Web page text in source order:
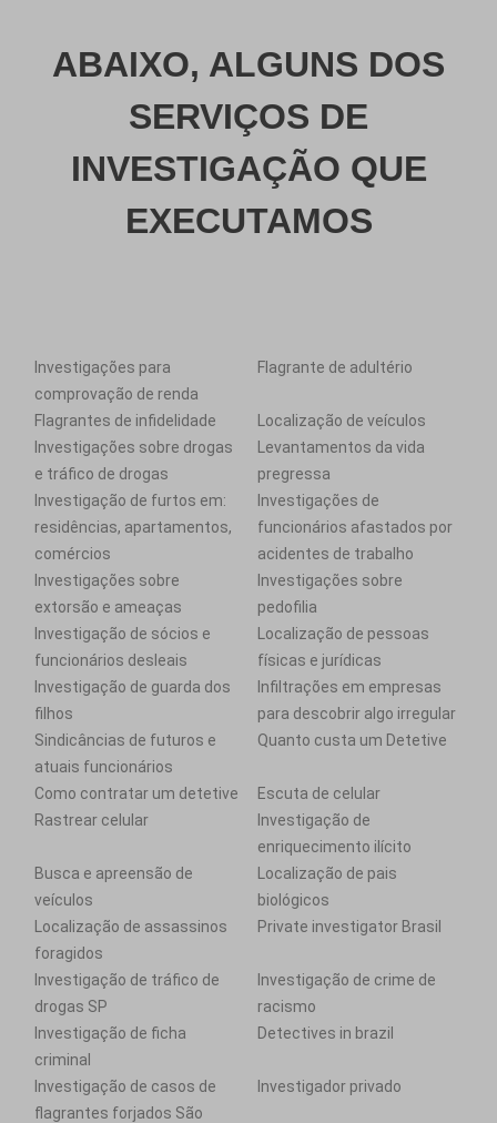
ABAIXO, ALGUNS DOS
SERVIÇOS DE
INVESTIGAÇÃO QUE
EXECUTAMOS
Investigações para
comprovação de renda
Flagrante de adultério
Flagrantes de infidelidade
Localização de veículos
Investigações sobre drogas
e tráfico de drogas
Levantamentos da vida
pregressa
Investigação de furtos em:
residências, apartamentos,
comércios
Investigações de
funcionários afastados por
acidentes de trabalho
Investigações sobre
extorsão e ameaças
Investigações sobre
pedofilia
Investigação de sócios e
funcionários desleais
Localização de pessoas
físicas e jurídicas
Investigação de guarda dos
filhos
Infiltrações em empresas
para descobrir algo irregular
Sindicâncias de futuros e
atuais funcionários
Quanto custa um Detetive
Como contratar um detetive
Escuta de celular
Rastrear celular
Investigação de
enriquecimento ilícito
Busca e apreensão de
veículos
Localização de pais
biológicos
Localização de assassinos
foragidos
Private investigator Brasil
Investigação de tráfico de
drogas SP
Investigação de crime de
racismo
Investigação de ficha
criminal
Detectives in brazil
Investigação de casos de
flagrantes forjados São
Investigador privado